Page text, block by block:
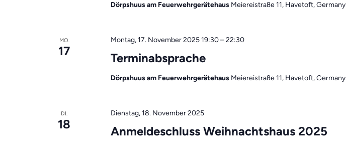
Dörpshuus am Feuerwehrgerätehaus Meiereistraße 11, Havetoft, Germany
MO.
17 Terminabsprache
Montag, 17. November 2025 19:30–22:30
Dörpshuus am Feuerwehrgerätehaus Meiereistraße 11, Havetoft, Germany
DI.
18 Anmeldeschluss Weihnachtshaus 2025
Dienstag, 18. November 2025